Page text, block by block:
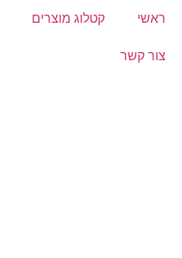
ראשי קטלוג מוצרים
צור קשר